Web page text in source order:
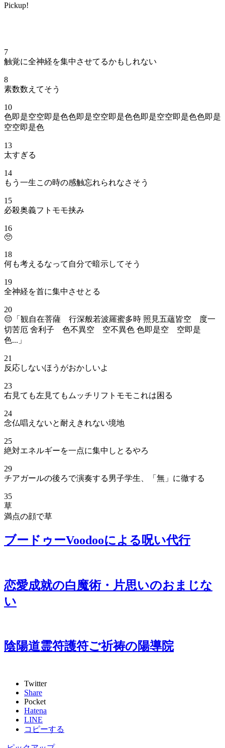
Pickup!
7
触覚に全神経を集中させてるかもしれない
8
素数数えてそう
10
色即是空空即是色色即是空空即是色色即是空空即是色色即是
空空即是色
13
太すぎる
14
もう一生この時の感触忘れられなさそう
15
必殺奥義フトモモ挟み
16
🥺
18
何も考えるなって自分で暗示してそう
19
全神経を首に集中させとる
20
😔「観自在菩薩 行深般若波羅蜜多時 照見五蘊皆空 度一
切苦厄 舍利子 色不異空 空不異色 色即是空 空即是
色...」
21
反応しないほうがおかしいよ
23
右見ても左見てもムッチリフトモモこれは困る
24
念仏唱えないと耐えきれない境地
25
絶対エネルギーを一点に集中しとるやろ
29
チアガールの後ろで演奏する男子学生、「無」に徹する
35
草
満点の顔で草
ブードゥーVoodooによる呪い代行
恋愛成就の白魔術・片思いのおまじな
い
陰陽道霊符護符ご祈祷の陽導院
Twitter
Share
Pocket
Hatena
LINE
コピーする